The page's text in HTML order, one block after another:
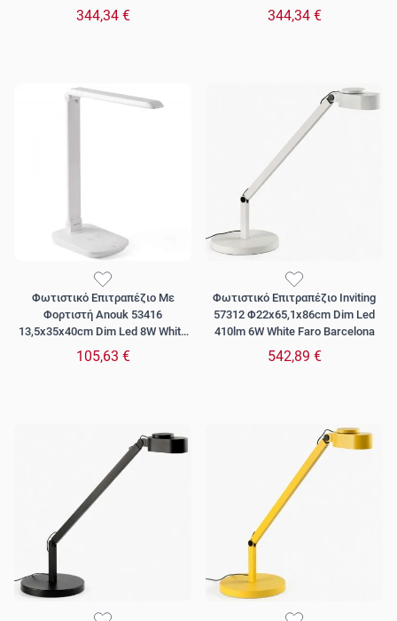
Barcelona
344,34 €
Barcelona
344,34 €
Φωτιστικό Επιτραπέζιο Με
Φορτιστή Anouk 53416
13,5x35x40cm Dim Led 8W White
Faro Barcelona
105,63 €
Φωτιστικό Επιτραπέζιο Inviting
57312 Φ22x65,1x86cm Dim Led
410lm 6W White Faro Barcelona
542,89 €